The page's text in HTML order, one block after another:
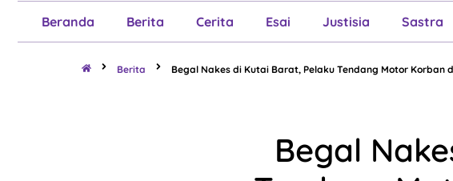
Beranda Berita Cerita Esai Justisia Sastra
Berita Begal Nakes di Kutai Barat, Pelaku Tendang Motor Korban
Begal